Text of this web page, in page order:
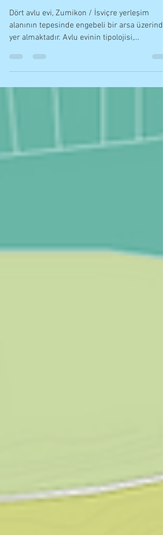
Konut Projesi - Think
Architecture AG
alanının tepesinde engebeli bir arsa üzerinde
yer almaktadır. Avlu evinin tipolojisi,
toplumun...